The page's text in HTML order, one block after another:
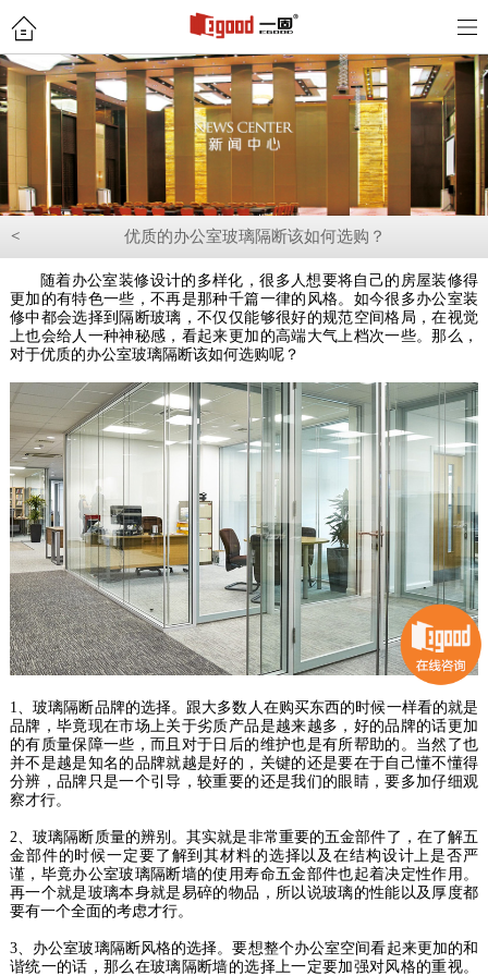
< 优质的办公室玻璃隔断该如何选购？
随着办公室装修设计的多样化，很多人想要将自己的房屋装修得
更加的有特色一些，不再是那种千篇一律的风格。如今很多办公室装
修中都会选择到隔断玻璃，不仅仅能够很好的规范空间格局，在视觉
上也会给人一种神秘感，看起来更加的高端大气上档次一些。那么，
对于优质的办公室玻璃隔断该如何选购呢？
1、玻璃隔断品牌的选择。跟大多数人在购买东西的时候一样看的就是
品牌，毕竟现在市场上关于劣质产品是越来越多，好的品牌的话更加
的有质量保障一些，而且对于日后的维护也是有所帮助的。当然了也
并不是越是知名的品牌就越是好的，关键的还是要在于自己懂不懂得
分辨，品牌只是一个引导，较重要的还是我们的眼睛，要多加仔细观
察才行。
2、玻璃隔断质量的辨别。其实就是非常重要的五金部件了，在了解五
金部件的时候一定要了解到其材料的选择以及在结构设计上是否严
谨，毕竟办公室玻璃隔断墙的使用寿命五金部件也起着决定性作用。
再一个就是玻璃本身就是易碎的物品，所以说玻璃的性能以及厚度都
要有一个全面的考虑才行。
3、办公室玻璃隔断风格的选择。要想整个办公室空间看起来更加的和
谐统一的话，那么在玻璃隔断墙的选择上一定要加强对风格的重视。